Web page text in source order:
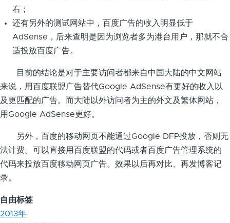
右；
还有另外的测试网站中，百度广告的收入明显低于
AdSense，后来查明是因为浏览者多为港台用户，那就不合
适投放百度广告。
目前的结论是对于主要访问者都来自中国大陆的中文网站
来说，用百度联盟广告替代Google AdSense有更好的收入以
及更匹配的广告。而大陆以外访问者为主的外文及繁体网站，
用Google AdSense更好。
另外，百度的移动网页不能通过Google DFP投放，否则无
法计费。可以直接用百度联盟的代码或者百度广告管理系统的
代码来投放百度移动网页广告。效果以后再对比、再发博客记
录。
自由标签
2013年